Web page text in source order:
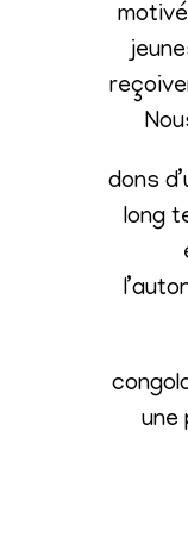
dons
long
une